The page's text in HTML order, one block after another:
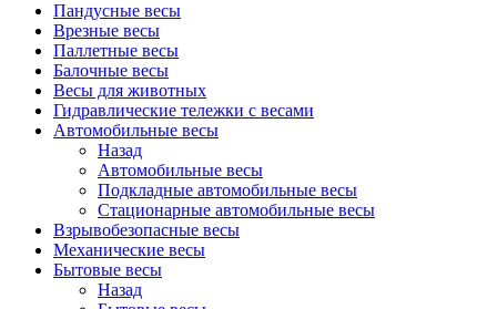
Пандусные весы
Врезные весы
Паллетные весы
Балочные весы
Весы для животных
Гидравлические тележки с весами
Автомобильные весы
Назад
Автомобильные весы
Подкладные автомобильные весы
Стационарные автомобильные весы
Взрывобезопасные весы
Механические весы
Бытовые весы
Назад